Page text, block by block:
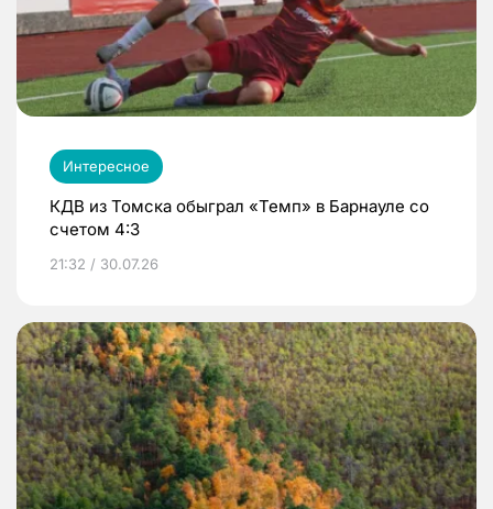
Интересное
КДВ из Томска обыграл «Темп» в Барнауле со
счетом 4:3
21:32 / 30.07.26